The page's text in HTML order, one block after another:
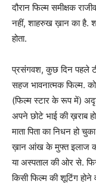
दौरान फिल्म समीक्षक
नहीं, शाहरुख ख़ान का है.
होता.
प्रसंगवश, कुछ दिन पहले
सहज भावनात्मक फिल्म.
(फिल्म स्टार के रूप में)
अपने छोटे भाई की ख़राब
माता पिता का निधन हो
ख़ान आंख के मुफ्त इलाज का
या अस्पताल की ओर से.
किसी फिल्म की शूटिंग